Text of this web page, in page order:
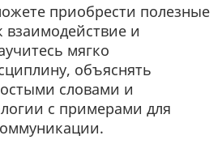
приобрести полезные
взаимодействие и
мягко
объяснять
словами и
с примерами для